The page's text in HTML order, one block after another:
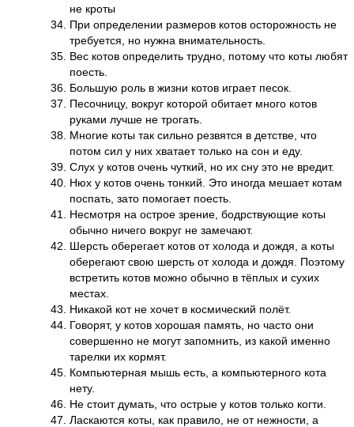
не кроты
При определении размеров котов осторожность не
требуется, но нужна внимательность.
Вес котов определить трудно, потому что коты любят
поесть.
Большую роль в жизни котов играет песок.
Песочницу, вокруг которой обитает много котов
руками лучше не трогать.
Многие коты так сильно резвятся в детстве, что
потом сил у них хватает только на сон и еду.
Слух у котов очень чуткий, но их сну это не вредит.
Нюх у котов очень тонкий. Это иногда мешает котам
поспать, зато помогает поесть.
Несмотря на острое зрение, бодрствующие коты
обычно ничего вокруг не замечают.
Шерсть оберегает котов от холода и дождя, а коты
оберегают свою шерсть от холода и дождя. Поэтому
встретить котов можно обычно в тёплых и сухих
местах.
Никакой кот не хочет в космический полёт.
Говорят, у котов хорошая память, но часто они
совершенно не могут запомнить, из какой именно
тарелки их кормят.
Компьютерная мышь есть, а компьютерного кота
нету.
Не стоит думать, что острые у котов только когти.
Ласкаются коты, как правило, не от нежности, а